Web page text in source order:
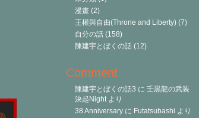
漫畫 (2)
王權與自由(Throne and Liberty) (7)
自分の話 (158)
陳建宇とぼくの話 (12)
Comment
陳建宇とぼくの話3 に 壬黒龍の武装
決起Nightより
38 Anniversary に Futatsubashi より